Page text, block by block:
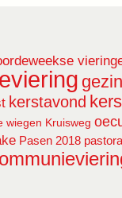
kerstavond
wiegen Kruisweg
Pasen 2018